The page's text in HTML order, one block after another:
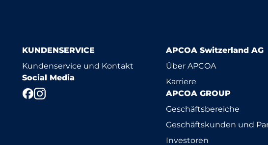
KUNDENSERVICE
Kundenservice und Kontakt
Social Media
APCOA Switzerland AG
Über APCOA
Karriere
APCOA GROUP
Geschäftsbereiche
Geschäftskunden und
Investoren